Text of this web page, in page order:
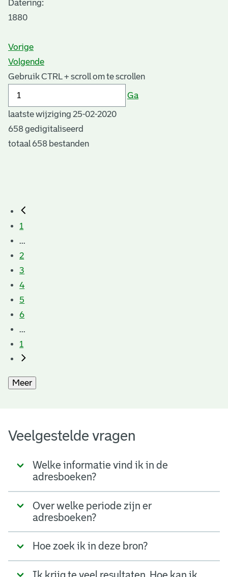
Datering:
1880
Vorige
Volgende
Gebruik CTRL + scroll om te scrollen
Ga
laatste wijziging 25-02-2020
658 gedigitaliseerd
totaal 658 bestanden
1
...
2
3
4
5
6
...
1
Meer
Veelgestelde vragen
Welke informatie vind ik in de
adresboeken?
Over welke periode zijn er
adresboeken?
Hoe zoek ik in deze bron?